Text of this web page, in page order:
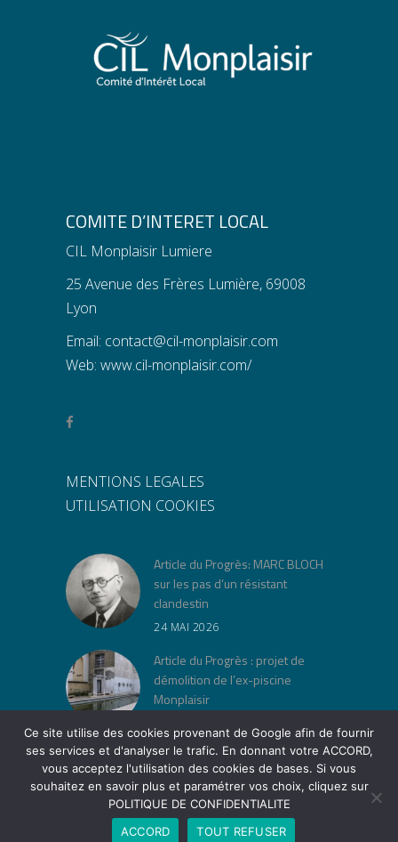
COMITE D’INTERET LOCAL
CIL Monplaisir Lumiere
25 Avenue des Frères Lumière, 69008
Lyon
Email: contact@cil-monplaisir.com
Web: www.cil-monplaisir.com/
MENTIONS LEGALES
UTILISATION COOKIES
Article du Progrès: MARC BLOCH
sur les pas d’un résistant
clandestin
24 MAI 2026
Article du Progrès : projet de
démolition de l’ex-piscine
Monplaisir
« Jeu de lois » à la Cité Musée
Tony Garnier
12 AVRIL 2026
Ce site utilise des cookies provenant de Google afin de fournir
ses services et d'analyser le trafic. En donnant votre ACCORD,
vous acceptez l'utilisation des cookies de bases. Si vous
souhaitez en savoir plus et paramétrer vos choix, cliquez sur
POLITIQUE DE CONFIDENTIALITE
ACCORD
TOUT REFUSER